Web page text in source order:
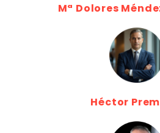
Mª Dolores
Héctor